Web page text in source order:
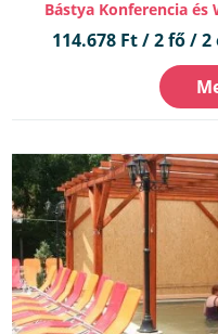
Bástya Konferencia
114.678 Ft / 2 fő /